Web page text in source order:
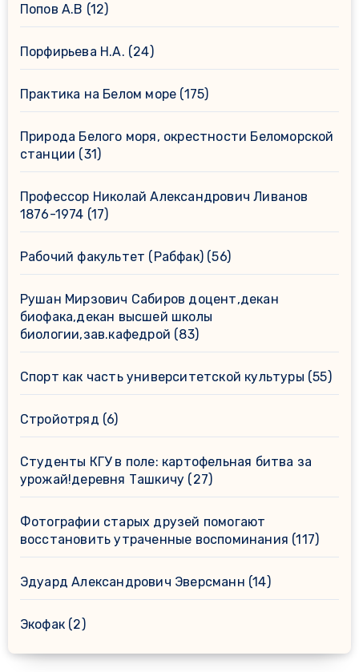
Попов А.В (12)
Порфирьева Н.А. (24)
Практика на Белом море (175)
Природа Белого моря, окрестности Беломорской
станции (31)
Профессор Николай Александрович Ливанов
1876-1974 (17)
Рабочий факультет (Рабфак)(56)
Рушан Мирзович Сабиров доцент,декан
биофака,декан высшей школы
биологии,зав.кафедрой (83)
Спорт как часть университетской культуры (55)
Стройотряд (6)
Студенты КГУ в поле: картофельная битва за
урожай!деревня Ташкичу (27)
Фотографии старых друзей помогают
восстановить утраченные воспоминания (117)
Эдуард Александрович Эверсманн (14)
Экофак(2)